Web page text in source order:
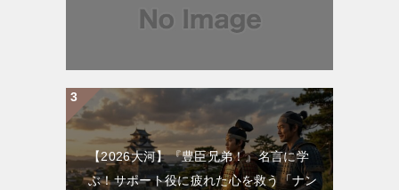
【2026大河】『豊臣兄弟！』名言に学
ぶ！サポート役に疲れた心を救う「ナン